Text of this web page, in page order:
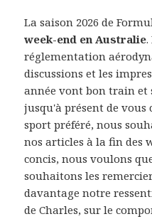
La saison 2026 de
week-end en Australie
réglementation
discussions et les
année vont bon train et
jusqu'à présent de
sport préféré, nous
nos articles à la fin des
concis, nous voulons
souhaitons les
davantage notre
de Charles, sur le